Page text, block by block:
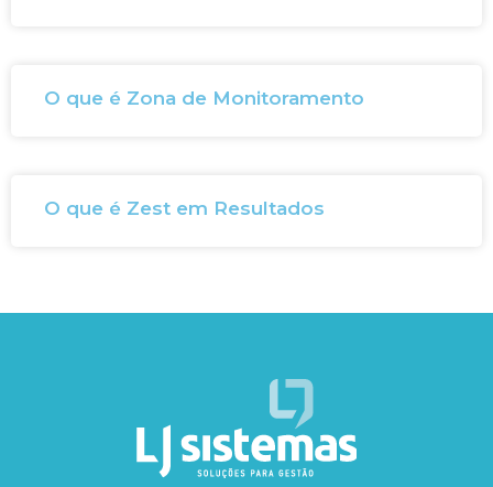
O que é Zona de Monitoramento
O que é Zest em Resultados